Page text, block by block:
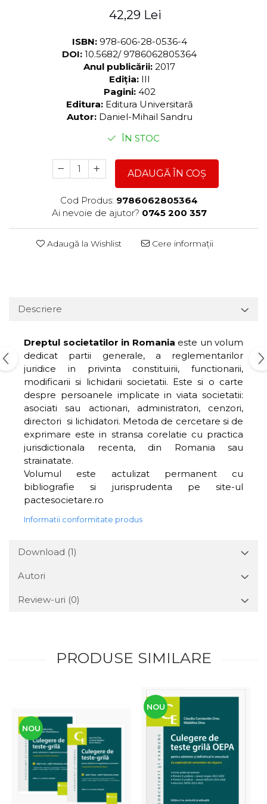
42,29 Lei
ISBN: 978-606-28-0536-4
DOI: 10.5682/ 9786062805364
Anul publicării: 2017
Ediția: III
Pagini: 402
Editura: Editura Universitară
Autor: Daniel-Mihail Sandru
ÎN STOC
ADAUGĂ ÎN COȘ
Cod Produs: 9786062805364
Ai nevoie de ajutor? 0745 200 357
Adaugă la Wishlist Cere informații
Descriere
Dreptul societatilor in Romania este un volum
dedicat partii generale, a reglementarilor
juridice in privinta constituirii, functionarii,
modificarii si lichidarii societatii. Este si o carte
despre persoanele implicate in viata societatii:
asociati sau actionari, administratori, cenzori,
directori si lichidatori. Metoda de cercetare si de
exprimare este in stransa corelatie cu practica
jurisdictionala recenta, din Romania sau
strainatate.
Volumul este actulizat permanent cu
bibliografie si jurisprudenta pe site-ul
pactesocietare.ro
Informatii conformitate produs
Download (1)
Autori
Review-uri (0)
PRODUSE SIMILARE
NOU
NOU